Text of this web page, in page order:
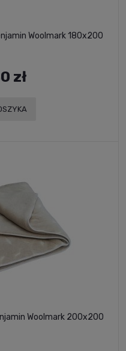
Woolmark 180x200
zł
Woolmark 200x200